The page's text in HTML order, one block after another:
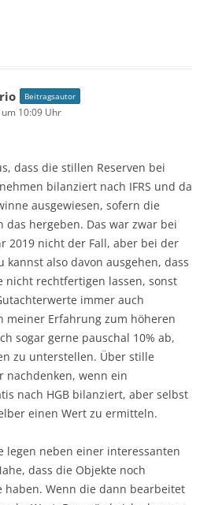
Beitragsautor
10:09 Uhr
dass die stillen Reserven bei
bilanziert nach IFRS und da
ausgewiesen, sofern die
das hergeben. Das war zwar bei
2019 nicht der Fall, aber bei der
kannst also davon ausgehen, dass
nicht rechtfertigen lassen, sonst
immer auch
meiner Erfahrung zum höheren
sogar gerne pauschal 10% ab,
zu unterstellen. Über stille
nachdenken, wenn ein
nach HGB bilanziert, aber selbst
einen Wert zu ermitteln.
legen neben einer interessanten
dass die Objekte noch
haben. Wenn die dann bearbeitet